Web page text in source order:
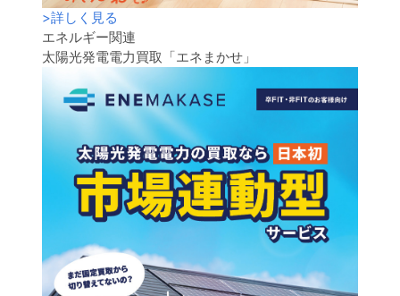
>詳しく見る
エネルギー関連
太陽光発電電力買取「エネまかせ」